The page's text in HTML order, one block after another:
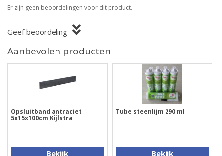
Er zijn geen beoordelingen voor dit product.
Geef beoordeling
Aanbevolen producten
Opsluitband antraciet
5x15x100cm Kijlstra
Bekijk
Tube steenlijm 290 ml
Bekijk